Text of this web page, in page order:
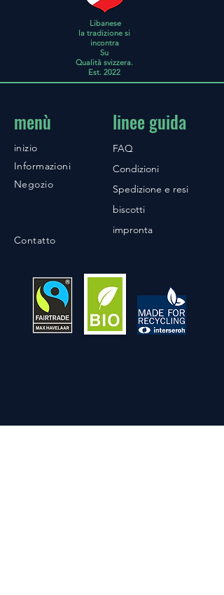
Libanese
la tradizione si
incontra
Su
Qualità svizzera.
Est. 2022
menù
inizio
Informazioni
Negozio
Contatto
linee guida
FAQ
Condizioni
Spedizione e resi
biscotti
impronta